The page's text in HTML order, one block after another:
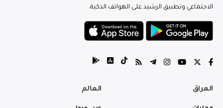
الاجتماعي وتطبيق الرشيد على الهواتف الذكية.
العراق العالم